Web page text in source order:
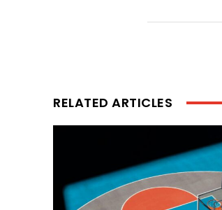
RELATED ARTICLES